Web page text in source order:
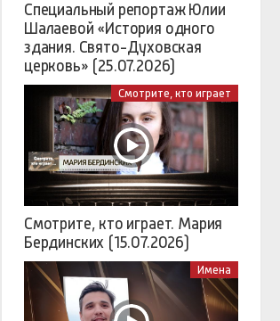
в
Три Спаса в
августе: когда
отмечают
Медовый,
Яблочный и
Ореховый
Специальный репортаж Юлии
Шалаевой «История одного
здания. Свято-Духовская
церковь» (25.07.2026)
Смотрите, кто играет
Смотрите, кто играет. Мария
Бердинских (15.07.2026)
Имена